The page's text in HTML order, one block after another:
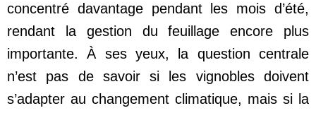
concentré davantage pendant les mois d’été,
rendant la gestion du feuillage encore plus
importante. À ses yeux, la question centrale
n’est pas de savoir si les vignobles doivent
s’adapter au changement climatique, mais si la